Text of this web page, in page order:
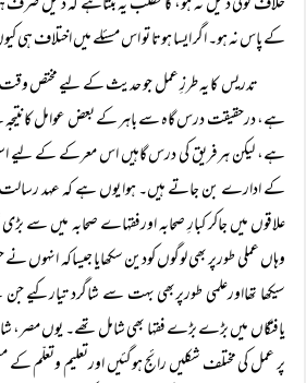
کے پاس نہ ہو۔ اگر ایسا ہوتا تو اس مسئلے میں اختلاف ہی
تدریس کا یہ طرزِ عمل جو حدیث کے لیے مختص وقت
ہے، درحقیقت درس گاہ سے باہر کے بعض عوامل کانتیجہ
ہے، لیکن ہرفریق کی درس گاہیں اس معرکے کے لیے
کے ادارے بن جاتے ہیں۔ ہوا یوں ہے کہ عہد رسالت
علاقوں میں جاکر کبارِ صحابہ اورفقہاے صحابہ میں سے
وہاں عملی طورپر بھی لوگوں کودین سکھایا جیساکہ انہوں
سیکھا تھااورعلمی طورپربھی بہت سے شاگرد
یافتگاں میں بڑے بڑے فقہا بھی شامل تھے۔ یوں مصر،
پر عمل کی مختلف شکلیں رائج ہوگئیں اورتعلیم وتعلّم